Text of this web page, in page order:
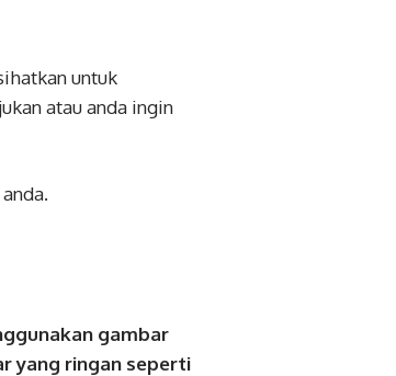
untuk
atau anda ingin
anda.
gambar
yang ringan seperti